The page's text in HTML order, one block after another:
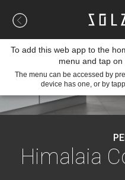
Himalaia
To add this web app to the
menu and tap on
The menu can be accessed by
device has one, or by